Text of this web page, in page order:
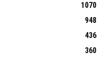
1070
948
436
360